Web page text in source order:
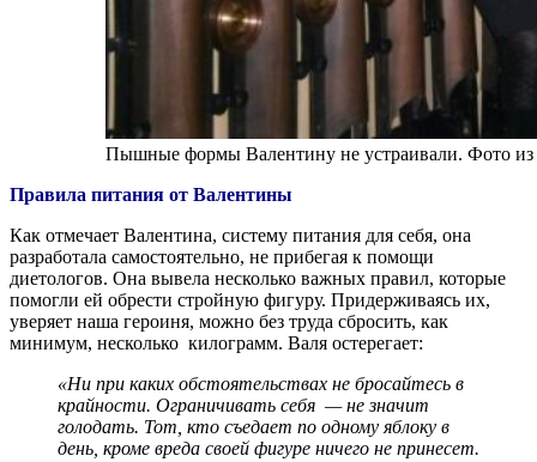
Пышные формы Валентину не устраивали. Фото из
Правила питания от Валентины
Как отмечает Валентина, систему питания для себя, она
разработала самостоятельно, не прибегая к помощи
диетологов. Она вывела несколько важных правил, которые
помогли ей обрести стройную фигуру. Придерживаясь их,
уверяет наша героиня, можно без труда сбросить, как
минимум, несколько килограмм. Валя остерегает:
«Ни при каких обстоятельствах не бросайтесь в
крайности. Ограничивать себя — не значит
голодать. Тот, кто съедает по одному яблоку в
день, кроме вреда своей фигуре ничего не принесет.